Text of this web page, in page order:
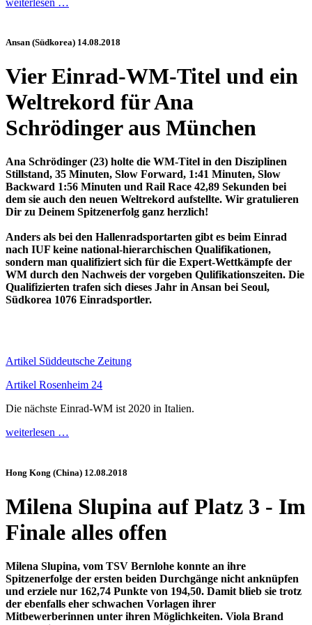
Ansan (Südkorea) 14.08.2018
Vier Einrad-WM-Titel und ein
Weltrekord für Ana
Schrödinger aus München
Ana Schrödinger (23) holte die WM-Titel in den Disziplinen
Stillstand, 35 Minuten, Slow Forward, 1:41 Minuten, Slow
Backward 1:56 Minuten und Rail Race 42,89 Sekunden bei
dem sie auch den neuen Weltrekord aufstellte. Wir gratulieren
Dir zu Deinem Spitzenerfolg ganz herzlich!
Anders als bei den Hallenradsportarten gibt es beim Einrad
nach IUF keine national-hierarchischen Qualifikationen,
sondern man qualifiziert sich für die Expert-Wettkämpfe der
WM durch den Nachweis der vorgeben Qulifikationszeiten. Die
Qualifizierten trafen sich dieses Jahr in Ansan bei Seoul,
Südkorea 1076 Einradsportler.
Artikel Süddeutsche Zeitung
Artikel Rosenheim 24
Die nächste Einrad-WM ist 2020 in Italien.
weiterlesen …
Hong Kong (China) 12.08.2018
Milena Slupina auf Platz 3 - Im
Finale alles offen
Milena Slupina, vom TSV Bernlohe konnte an ihre
Spitzenerfolge der ersten beiden Durchgänge nicht anknüpfen
und erziele nur 162,74 Punkte von 194,50. Damit blieb sie trotz
der ebenfalls eher schwachen Vorlagen ihrer
Mitbewerberinnen unter ihren Möglichkeiten. Viola Brand